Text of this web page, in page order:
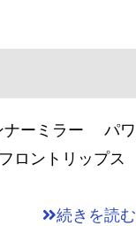
ナーミラー パワ
ントリップス
続きを読む